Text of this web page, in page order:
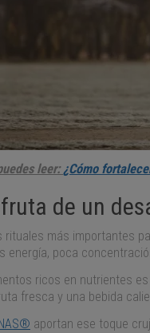
leer: ¿Cómo
de un
rituales más importantes
energía, poca
ricos en nutrientes
fresca y una bebida
aportan ese toque